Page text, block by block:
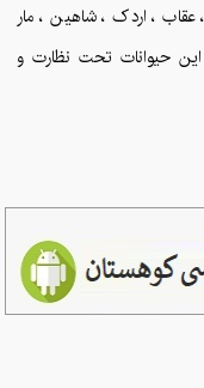
، اردک ، شاهین ، مار
حیوانات تحت نظارت و